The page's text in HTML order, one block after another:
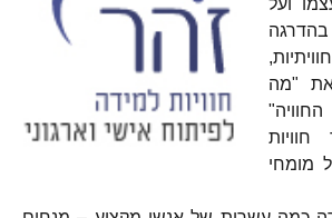
ועל
בהדרגה
את "מה
מומחי